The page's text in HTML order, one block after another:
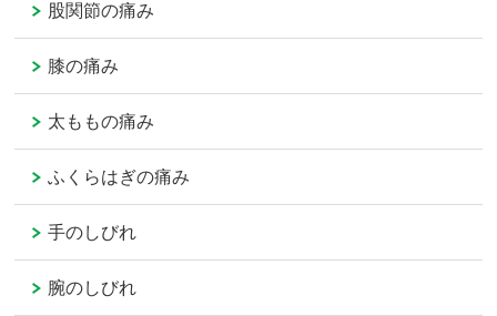
股関節の痛み
膝の痛み
太ももの痛み
ふくらはぎの痛み
手のしびれ
腕のしびれ